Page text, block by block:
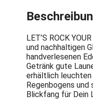
LET’S ROCK
und nachhaltigen
handverlesenen
Getränk gute
erhältlich leuchten
Regenbogens und
Blickfang für Dein